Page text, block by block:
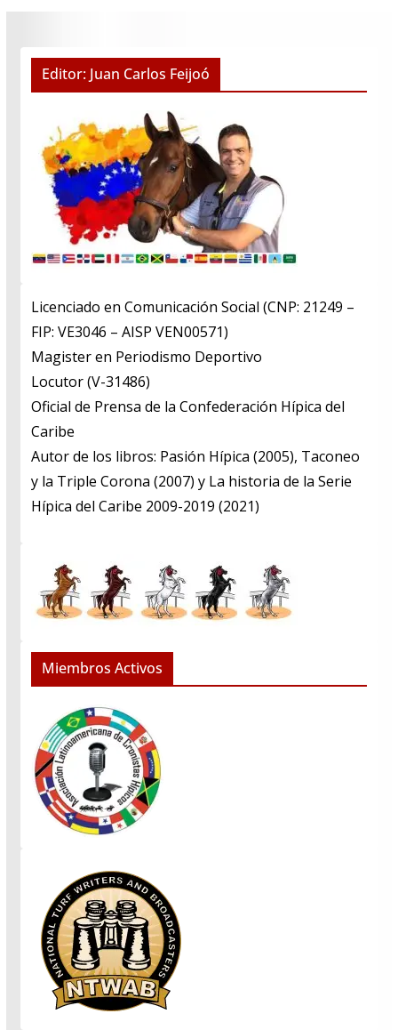
Editor: Juan Carlos Feijoó
Licenciado en Comunicación Social (CNP: 21249 –
FIP: VE3046 – AISP VEN00571)
​Magister en Periodismo Deportivo
​Locutor (V-31486)
​Oficial de Prensa de la Confederación Hípica del
Caribe
​Autor de los libros: Pasión Hípica (2005), Taconeo
y la Triple Corona (2007) y La historia de la Serie
Hípica del Caribe 2009-2019 (2021)
Miembros Activos